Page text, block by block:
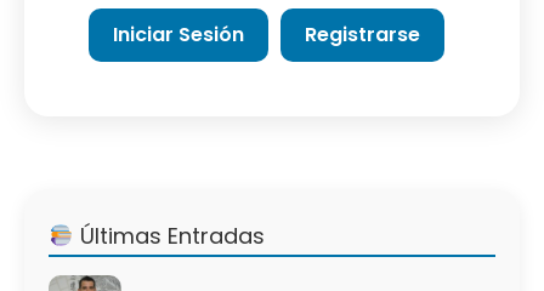
Iniciar Sesión Registrarse
Últimas Entradas